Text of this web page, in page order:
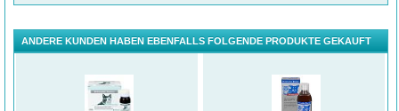
ANDERE KUNDEN HABEN EBENFALLS FOLGENDE PRODUKTE GEKAUFT